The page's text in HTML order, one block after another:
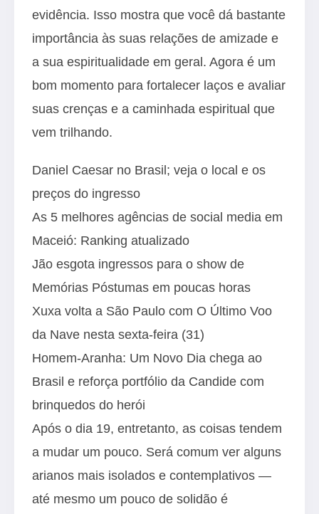
evidência. Isso mostra que você dá bastante
importância às suas relações de amizade e
a sua espiritualidade em geral. Agora é um
bom momento para fortalecer laços e avaliar
suas crenças e a caminhada espiritual que
vem trilhando.
Daniel Caesar no Brasil; veja o local e os
preços do ingresso
As 5 melhores agências de social media em
Maceió: Ranking atualizado
Jão esgota ingressos para o show de
Memórias Póstumas em poucas horas
Xuxa volta a São Paulo com O Último Voo
da Nave nesta sexta-feira (31)
Homem-Aranha: Um Novo Dia chega ao
Brasil e reforça portfólio da Candide com
brinquedos do herói
Após o dia 19, entretanto, as coisas tendem
a mudar um pouco. Será comum ver alguns
arianos mais isolados e contemplativos —
até mesmo um pouco de solidão é